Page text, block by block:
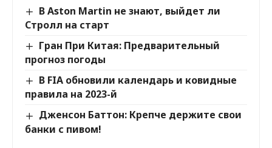
В Aston Martin не знают, выйдет ли
Стролл на старт
Гран При Китая: Предварительный
прогноз погоды
В FIA обновили календарь и ковидные
правила на 2023-й
Дженсон Баттон: Крепче держите свои
банки с пивом!